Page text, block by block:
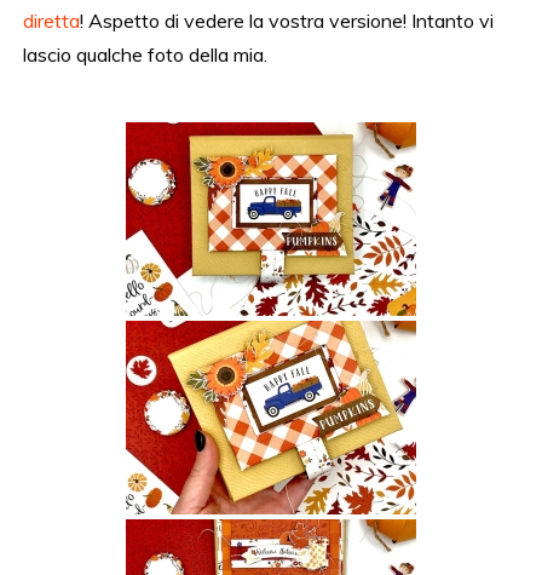
diretta! Aspetto di vedere la vostra versione! Intanto vi
lascio qualche foto della mia.